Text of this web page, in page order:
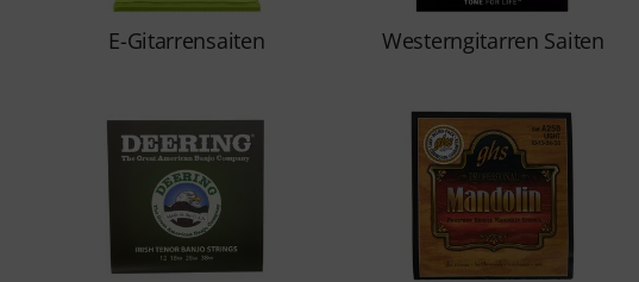
E-Gitarrensaiten Westerngitarren Saiten